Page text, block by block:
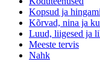
Kopsud ja
Kõrvad, nina ja
Luud, liigesed ja
Meeste tervis
Nahk